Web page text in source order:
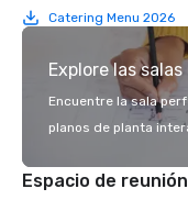
Catering Menu 2026
Explore las
Encuentre la sala
planos de planta
Espacio de reunión